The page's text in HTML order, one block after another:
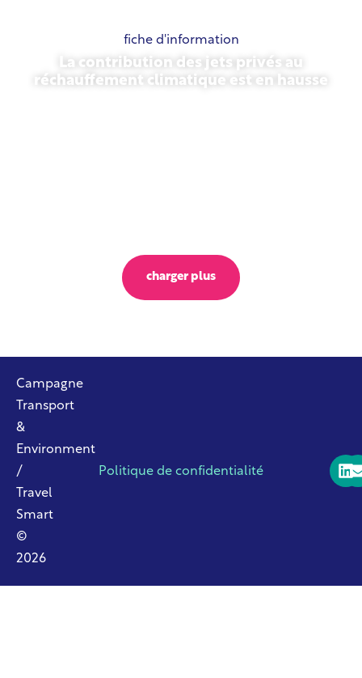
fiche d'information
La contribution des jets privés au
réchauffement climatique est en hausse
charger plus
Campagne
Transport
&
Environment
/
Travel
Smart
©
2026
Politique de confidentialité